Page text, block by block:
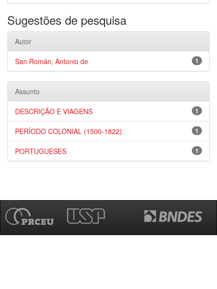
Sugestões de pesquisa
Autor
1
San Román, Antonio de
Assunto
1
DESCRIÇÃO E VIAGENS
1
PERÍODO COLONIAL (1500-1822)
1
PORTUGUESES